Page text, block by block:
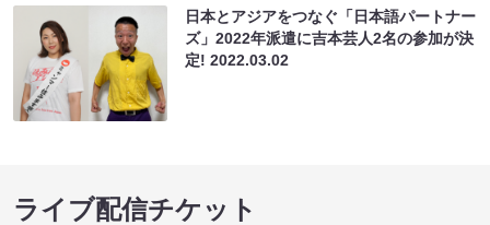
日本とアジアをつなぐ「日本語パートナー
ズ」2022年派遣に吉本芸人2名の参加が決
定!2022.03.02
ライブ配信チケット